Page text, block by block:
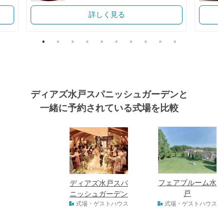
詳しく見る
ディアズ水戸スパニッシュガーデンと
一緒に予約されている式場を比較
ディアズ水戸スパ
ニッシュガーデン
フェアブルーム水
戸
式場・ゲストハウス 式場・ゲストハウス